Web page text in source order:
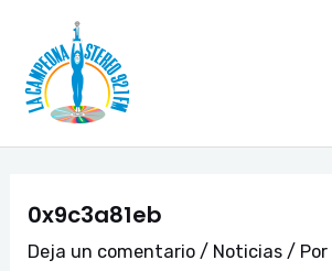
contenido
0x9c3a81eb
Deja un comentario / Noticias / Por
de
entradas